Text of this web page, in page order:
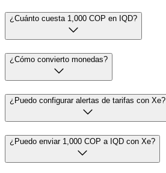
¿Cuánto cuesta 1,000 COP en IQD?
¿Cómo convierto monedas?
¿Puedo configurar alertas de tarifas con Xe?
¿Puedo enviar 1,000 COP a IQD con Xe?